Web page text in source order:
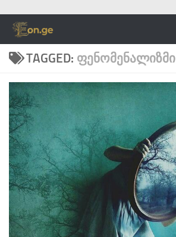
Skip to content
TAGGED: ᲤᲔᲜᲝᲛᲔᲜᲐᲚᲘᲖᲛᲘ